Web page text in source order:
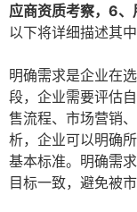
应商资质考察，6
以下将详细描述其中
明确需求是企业在
段，企业需要评估
售流程、市场营销
析，企业可以明确
基本标准。明确需
目标一致，避免被